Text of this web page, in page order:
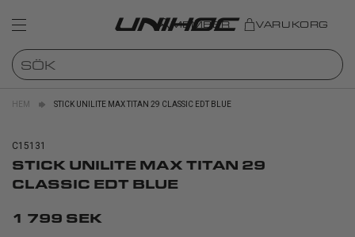
MEMBER VARUKORG
HEM STICK UNILITE MAX TITAN 29 CLASSIC EDT BLUE
C15131
STICK UNILITE MAX TITAN 29
CLASSIC EDT BLUE
1 799 SEK